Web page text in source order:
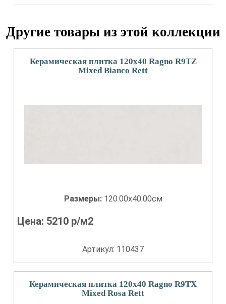
Другие товары из этой коллекции
Керамическая плитка 120x40 Ragno R9TZ
Mixed Bianco Rett
Размеры: 120.00x40.00см
Цена: 5210 р/м2
Артикул: 110437
Керамическая плитка 120x40 Ragno R9TX
Mixed Rosa Rett